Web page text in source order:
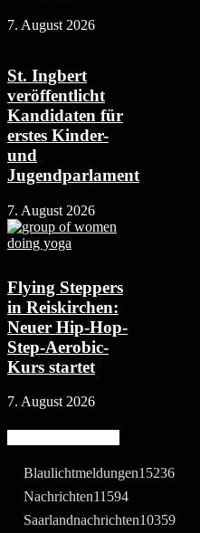
7. August 2026
St. Ingbert
veröffentlicht
Kandidaten für
erstes Kinder-
und
Jugendparlament
7. August 2026
Flying Steppers
in Reiskirchen:
Neuer Hip-Hop-
Step-Aerobic-
Kurs startet
7. August 2026
Blaulichtmeldungen15236
Nachrichten11594
Saarlandnachrichten10359